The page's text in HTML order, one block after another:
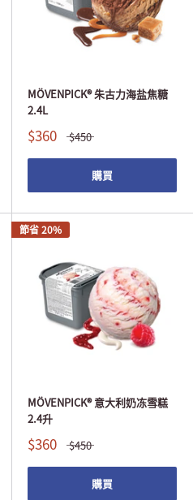
MÖVENPICK® 朱古力海盐焦糖
2.4L
$360 $450
購買
節省 20%
MÖVENPICK® 意大利奶冻雪糕
2.4升
$360 $450
購買